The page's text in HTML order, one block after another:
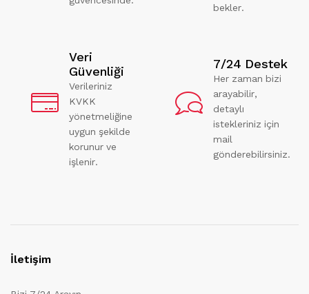
bekler.
Veri
Güvenliği
Verileriniz
KVKK
yönetmeliğine
uygun şekilde
korunur ve
işlenir.
7/24 Destek
Her zaman bizi
arayabilir,
detaylı
istekleriniz için
mail
gönderebilirsiniz.
İletişim